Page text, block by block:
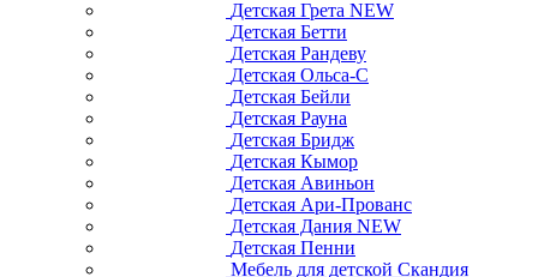
Детская Грета NEW
Детская Бетти
Детская Рандеву
Детская Ольса-С
Детская Бейли
Детская Рауна
Детская Бридж
Детская Кымор
Детская Авиньон
Детская Ари-Прованс
Детская Дания NEW
Детская Пенни
Мебель для детской Скандия